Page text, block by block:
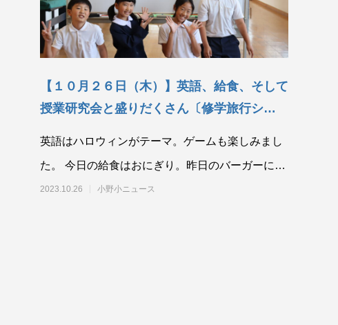
【１０月２６日（木）】英語、給食、そして
授業研究会と盛りだくさん〔修学旅行シリー
英語はハロウィンがテーマ。ゲームも楽しみまし
た。 今日の給食はおにぎり。昨日のバーガーに続
き、かぶりつきの様子をどうぞ
2023.10.26 小野小ニュース